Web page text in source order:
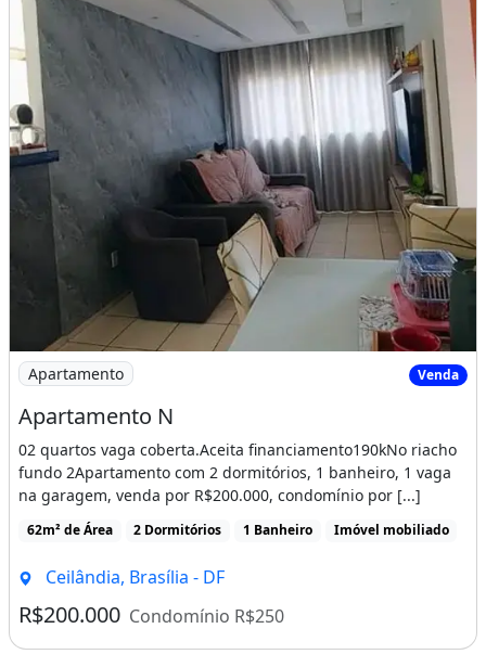
Imagem: Apartamento N
Apartamento Venda
Apartamento N
02 quartos vaga coberta.Aceita financiamento190kNo riacho
fundo 2Apartamento com 2 dormitórios, 1 banheiro, 1 vaga
na garagem, venda por R$200.000, condomínio por [...]
62m² de Área 2 Dormitórios 1 Banheiro Imóvel mobiliado
Ceilândia, Brasília - DF
R$200.000 Condomínio R$250